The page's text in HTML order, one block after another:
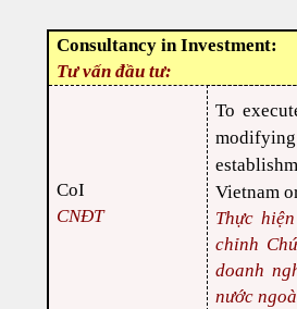
NEWS & EVENT
ATTORNEY AT LAW
ANH QUANG LAW FIRM
Consultancy in Investment:
Tư vấn đầu tư:
CoI
CNĐT
To
Vietnam
Thực
chỉnh
doanh
nước